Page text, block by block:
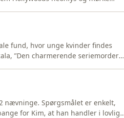
fund, hvor unge kvinder findes
”Den charmerende seriemorder”,
nævninge. Spørgsmålet er enkelt,
for Kim, at han handler i lovlig